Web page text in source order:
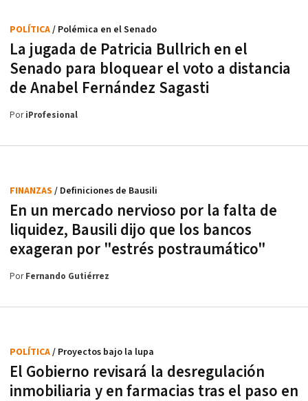
La jugada de Patricia Bullrich en el
Senado para bloquear el voto a distancia
de Anabel Fernández Sagasti
POLÍTICA/ Polémica en el Senado
PoriProfesional
En un mercado nervioso por la falta de
liquidez, Bausili dijo que los bancos
exageran por "estrés postraumático"
FINANZAS / Definiciones de Bausili
PorFernando Gutiérrez
El Gobierno revisará la desregulación
inmobiliaria y en farmacias tras el paso en
POLÍTICA/ Proyectos bajo la lupa